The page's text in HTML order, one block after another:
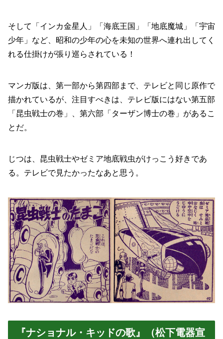
そして「インカ金星人」「海底王国」「地底魔城」「宇宙
少年」など、昭和の少年の心を未知の世界へ連れ出してく
れる仕掛けが張り巡らされている！
マンガ版は、第一部から第四部まで、テレビと同じ原作で
描かれているが、注目すべきは、テレビ版にはない第五部
「昆虫戦士の巻」、第六部「ターザン博士の巻」があるこ
とだ。
じつは、昆虫戦士やゼミア地底戦虫がけっこう好きであ
る。テレビで見たかったなあと思う。
『ナショナル・キッドの歌』（松下電器宣